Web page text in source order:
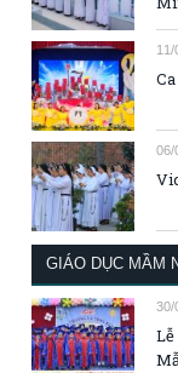
11/
06/
GIÁO DỤC MẦM
30/